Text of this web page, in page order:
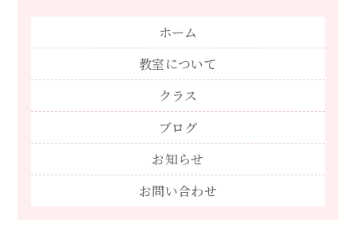
ホーム
教室について
クラス
ブログ
お知らせ
お問い合わせ